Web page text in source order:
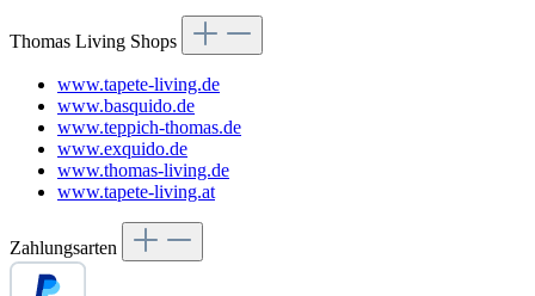
Thomas Living Shops
www.tapete-living.de
www.basquido.de
www.teppich-thomas.de
www.exquido.de
www.thomas-living.de
www.tapete-living.at
Zahlungsarten